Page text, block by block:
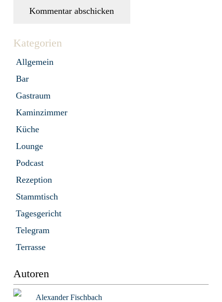
Kommentar abschicken
Kategorien
Allgemein
Bar
Gastraum
Kaminzimmer
Küche
Lounge
Podcast
Rezeption
Stammtisch
Tagesgericht
Telegram
Terrasse
Autoren
Alexander Fischbach